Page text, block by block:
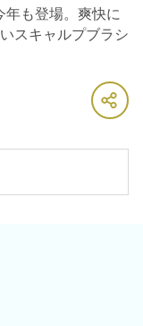
年も登場。爽快に
スキャルプブラシ